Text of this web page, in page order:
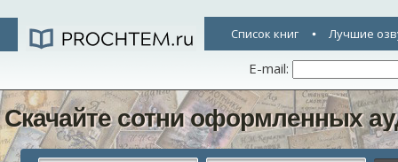
Список книг Лучшие
E-mail:
Скачайте сотни оформленных